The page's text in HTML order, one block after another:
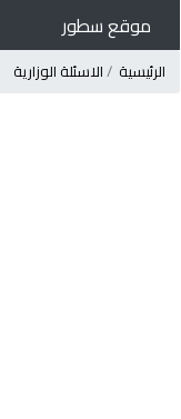
موقع سطور
الرئيسية الاسئلة الوزارية